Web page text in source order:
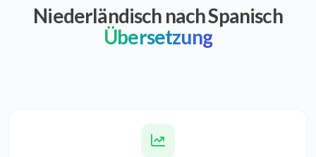
Niederländisch nach Spanisch
Übersetzung